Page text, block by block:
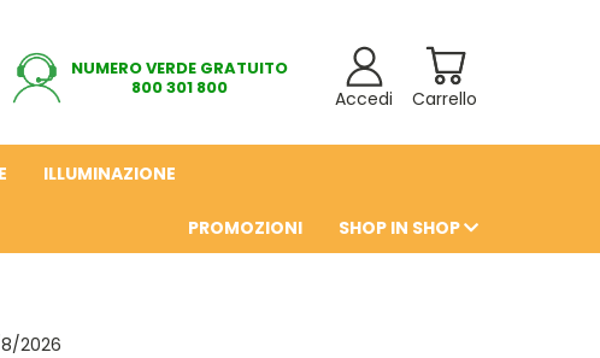
NUMERO VERDE GRATUITO
800 301 800
Carrello
Accedi
ILLUMINAZIONE
PROMOZIONI SHOP IN SHOP
2026